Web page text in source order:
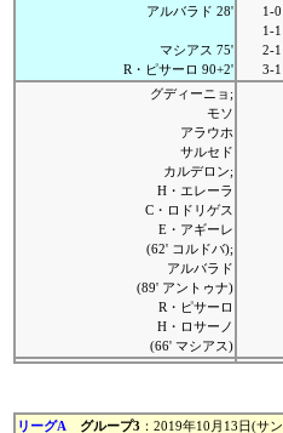
アルバラド 28'
マシアス 75'
R・ピサーロ 90+2'
1-0
1-1
2-1
3-1
グディーニョ;
モソ
アラウホ
サルセド
カルデロン;
H・エレーラ
C・ロドリゲス
E・アギーレ
(62' コルドバ);
アルバラド
(89' アントゥナ)
R・ピサーロ
H・ロサーノ
(66' マシアス)
リーグA グループ3 ：2019年10月13日(サ